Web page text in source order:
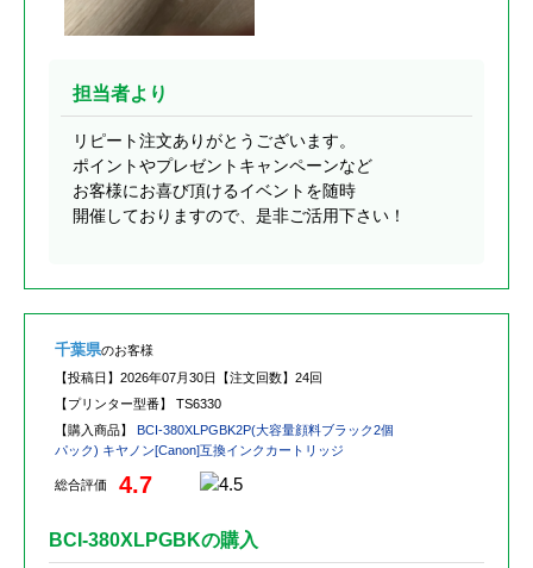
担当者より
リピート注文ありがとうございます。
ポイントやプレゼントキャンペーンなど
お客様にお喜び頂けるイベントを随時
開催しておりますので、是非ご活用下さい！
千葉県のお客様
【投稿日】 2026年07月30日 【注文回数】 24回
【プリンター型番】 TS6330
【購入商品】 BCI-380XLPGBK2P(大容量顔料ブラック2個
パック) キヤノン[Canon]互換インクカートリッジ
総合評価 4.7
BCI-380XLPGBKの購入